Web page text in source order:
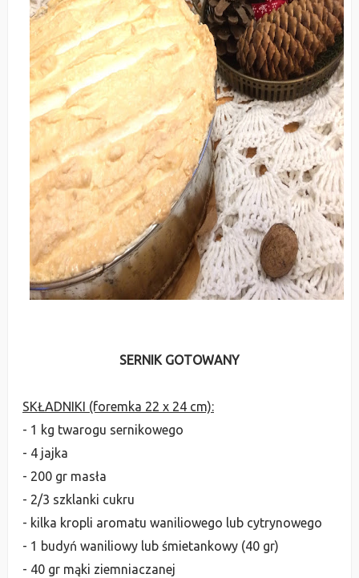
SERNIK GOTOWANY
SKŁADNIKI (foremka 22 x 24 cm):
- 1 kg twarogu sernikowego
- 4 jajka
- 200 gr masła
- 2/3 szklanki cukru
- kilka kropli aromatu waniliowego lub cytrynowego
- 1 budyń waniliowy lub śmietankowy (40 gr)
- 40 gr mąki ziemniaczanej